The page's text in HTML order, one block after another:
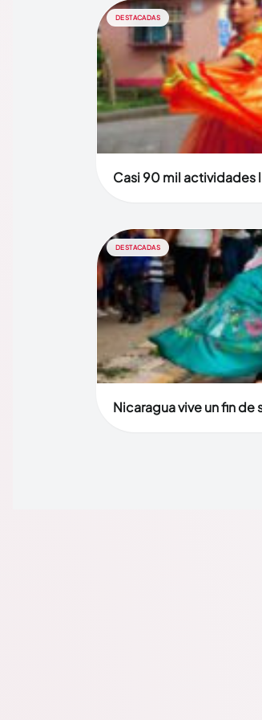
DESTACADAS
Casi 90 mil actividades
DESTACADAS
Nicaragua vive un fin